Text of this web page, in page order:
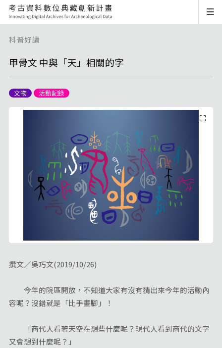
科普好讀
甲骨文 中與「天」相關的字
文物 活動記錄
撰文／吳巧文(2019/10/26)
今年的院區開放，不知道大家有沒有猜出來今年的活動內
容呢？沒錯就是「比手畫腳」！
「商代人看著天空在想些什麼呢？現代人看到商代的文字
又會想到什麼呢？」